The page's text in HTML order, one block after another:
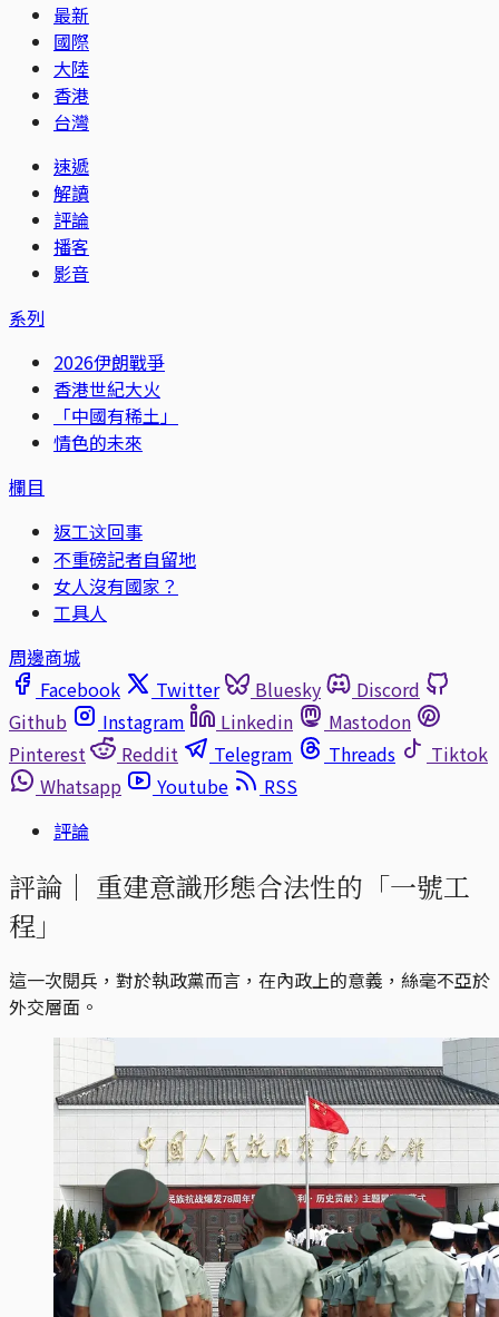
最新
國際
大陸
香港
台灣
速遞
解讀
評論
播客
影音
系列
2026伊朗戰爭
香港世紀大火
「中國有稀土」
情色的未來
欄目
返工这回事
不重磅記者自留地
女人沒有國家？
工具人
周邊商城
Facebook
Twitter Bluesky
Discord
Github
Instagram Linkedin
Mastodon
Pinterest
Reddit Telegram Threads
Tiktok
Whatsapp
Youtube
RSS
評論
評論｜ 重建意識形態合法性的「一號工
程」
這一次閱兵，對於執政黨而言，在內政上的意義，絲毫不亞於
外交層面。